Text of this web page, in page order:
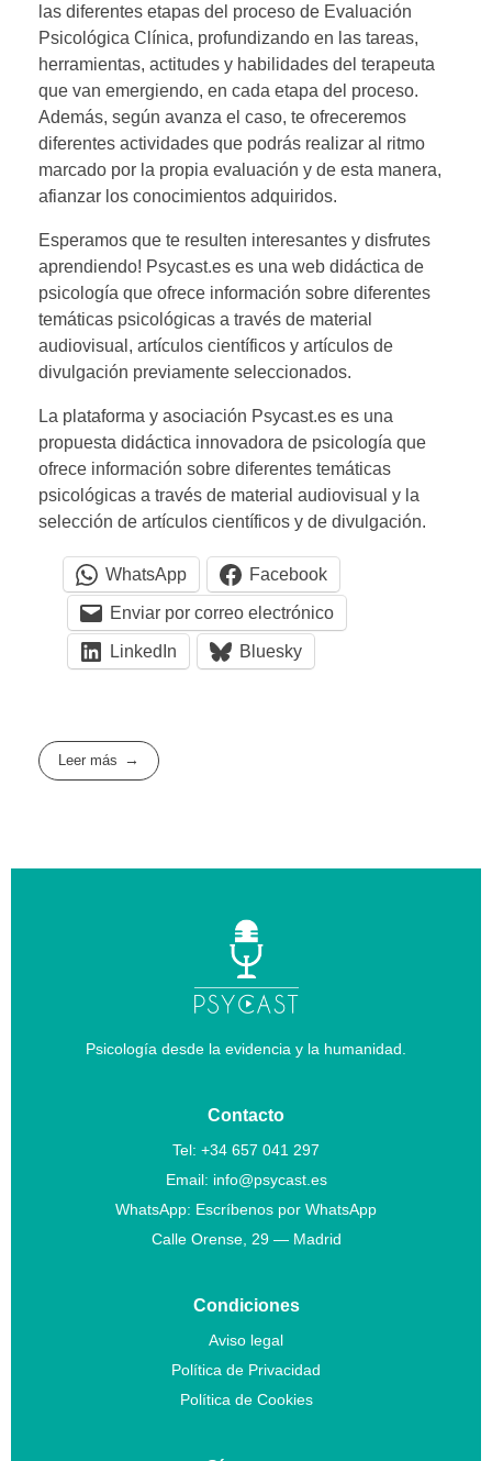
las diferentes etapas del proceso de Evaluación
Psicológica Clínica, profundizando en las tareas,
herramientas, actitudes y habilidades del terapeuta
que van emergiendo, en cada etapa del proceso.
Además, según avanza el caso, te ofreceremos
diferentes actividades que podrás realizar al ritmo
marcado por la propia evaluación y de esta manera,
afianzar los conocimientos adquiridos.
Esperamos que te resulten interesantes y disfrutes
aprendiendo! Psycast.es es una web didáctica de
psicología que ofrece información sobre diferentes
temáticas psicológicas a través de material
audiovisual, artículos científicos y artículos de
divulgación previamente seleccionados.
La plataforma y asociación Psycast.es es una
propuesta didáctica innovadora de psicología que
ofrece información sobre diferentes temáticas
psicológicas a través de material audiovisual y la
selección de artículos científicos y de divulgación.
WhatsApp Facebook
Enviar por correo electrónico
LinkedIn Bluesky
Leer más
Psicología desde la evidencia y la humanidad.
Contacto
Tel: +34 657 041 297
Email: info@psycast.es
WhatsApp: Escríbenos por WhatsApp
Calle Orense, 29 — Madrid
Condiciones
Aviso legal
Política de Privacidad
Política de Cookies